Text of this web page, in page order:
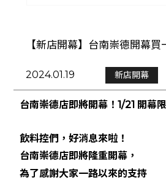
【新店開幕】台南崇德開幕買
2024.01.19 新店開幕
台南崇德店即將開幕！1/21 開幕
飲料控們，好消息來啦！
台南崇德店即將隆重開幕，
為了感謝大家一路以來的支持